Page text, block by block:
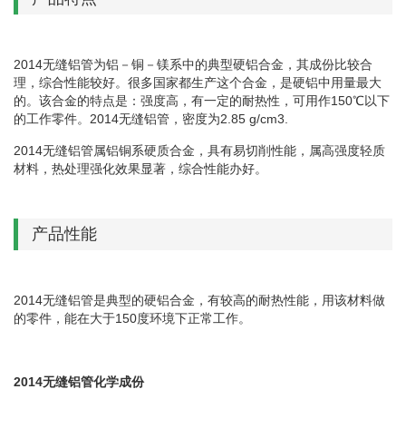
2014无缝铝管为铝－铜－镁系中的典型硬铝合金，其成份比较合
理，综合性能较好。很多国家都生产这个合金，是硬铝中用量最大
的。该合金的特点是：强度高，有一定的耐热性，可用作150℃以下
的工作零件。2014无缝铝管，密度为2.85 g/cm3.
2014无缝铝管属铝铜系硬质合金，具有易切削性能，属高强度轻质
材料，热处理强化效果显著，综合性能办好。
产品性能
2014无缝铝管是典型的硬铝合金，有较高的耐热性能，用该材料做
的零件，能在大于150度环境下正常工作。
2014无缝铝管化学成份